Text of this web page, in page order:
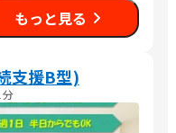
もっと見る
支援B型)